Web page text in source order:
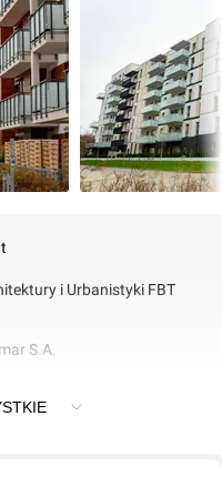
i Urbanistyki FBT
S.A.